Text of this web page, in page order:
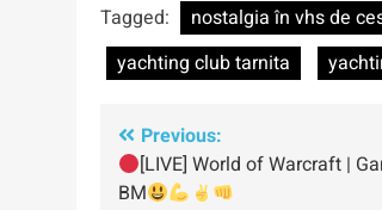
Tagged: nostalgia în vhs de
yachting club tarnita
Navigare
în
Previous:
[LIVE] World of Warcraft |
BM